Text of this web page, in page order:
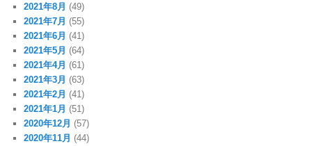
2021年8月 (49)
2021年7月 (55)
2021年6月 (41)
2021年5月 (64)
2021年4月 (61)
2021年3月 (63)
2021年2月 (41)
2021年1月 (51)
2020年12月 (57)
2020年11月 (44)